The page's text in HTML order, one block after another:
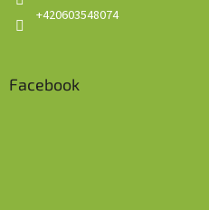
+420603548074
Facebook